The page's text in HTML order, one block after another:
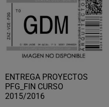
ENTREGA PROYECTOS
PFG_FIN CURSO
2015/2016